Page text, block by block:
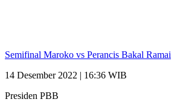
Semifinal Maroko vs Perancis Bakal Ramai
14 Desember 2022 | 16:36 WIB
Presiden PBB